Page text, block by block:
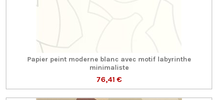
Papier peint moderne blanc avec motif labyrinthe
minimaliste
76,41 €